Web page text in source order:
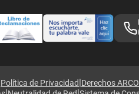
Política de Privacidad|Derechos ARCO